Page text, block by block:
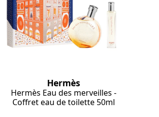
Hermès
Hermès Eau des merveilles -
Coffret eau de toilette 50ml